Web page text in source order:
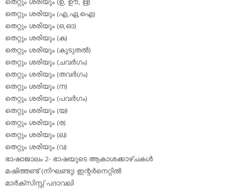
തെറ്റും ശരിയും (എ,ഏ,ഐ)
തെറ്റും ശരിയും (ഒ,ഓ)
തെറ്റും ശരിയും (ക)
തെറ്റും ശരിയും (കൂടുതല്‍)
തെറ്റും ശരിയും (ചവര്‍ഗം)
തെറ്റും ശരിയും (തവര്‍ഗം)
തെറ്റും ശരിയും (ന)
തെറ്റും ശരിയും (പവര്‍ഗം)
തെറ്റും ശരിയും (യ)
തെറ്റും ശരിയും (ര)
തെറ്റും ശരിയും (ല)
തെറ്റും ശരിയും (വ)
ഭാഷാജാലം 2- ഭാഷയുടെ ആകാശക്കാഴ്ചകള്‍
മഷിത്തണ്ട് (നിഘണ്ടു) ഇന്റര്‍നെറ്റില്‍
മാര്‍ക്‌സിസ്റ്റ് പദാവലി